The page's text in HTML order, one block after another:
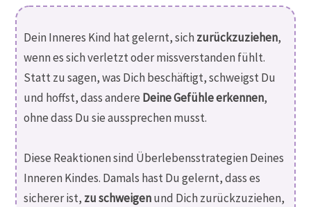
Dein Inneres Kind hat gelernt, sich zurückzuziehen,
wenn es sich verletzt oder missverstanden fühlt.
Statt zu sagen, was Dich beschäftigt, schweigst Du
und hoffst, dass andere Deine Gefühle erkennen,
ohne dass Du sie aussprechen musst.
Diese Reaktionen sind Überlebensstrategien Deines
Inneren Kindes. Damals hast Du gelernt, dass es
sicherer ist, zu schweigenund Dich zurückzuziehen,